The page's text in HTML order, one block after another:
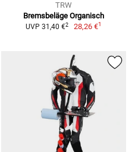
TRW
Bremsbeläge Organisch
UVP 31,40 €2 28,26 €1